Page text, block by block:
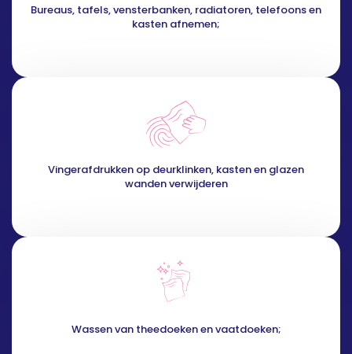
Bureaus, tafels, vensterbanken, radiatoren, telefoons en
kasten afnemen;
Vingerafdrukken op deurklinken, kasten en glazen
wanden verwijderen
Wassen van theedoeken en vaatdoeken;